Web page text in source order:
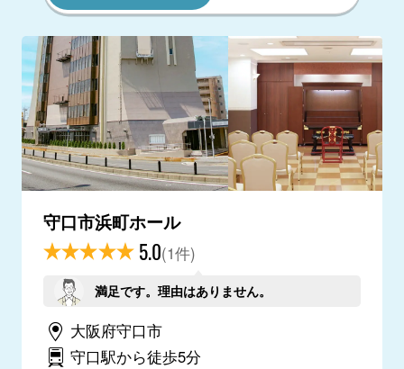
守口市浜町ホール
5.0(1件)
満足です。理由はありません。
大阪府守口市
守口駅から徒歩5分